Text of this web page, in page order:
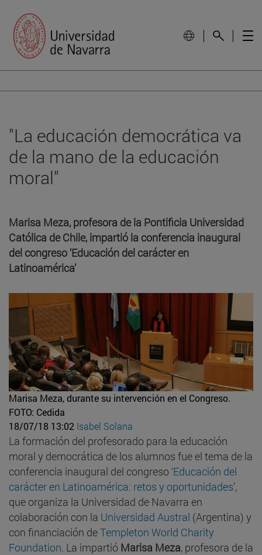
"La educación democrática va
de la mano de la educación
moral"
Marisa Meza, profesora de la Pontificia Universidad
Católica de Chile, impartió la conferencia inaugural
del congreso ‘Educación del carácter en
Latinoamérica’
Marisa Meza, durante su intervención en el Congreso.
FOTO: Cedida
18/07/18 13:02 Isabel Solana
La formación del profesorado para la educación
moral y democrática de los alumnos fue el tema de la
conferencia inaugural del congreso ‘Educación del
carácter en Latinoamérica: retos y oportunidades’,
que organiza la Universidad de Navarra en
colaboración con la Universidad Austral (Argentina) y
con financiación deTempleton World Charity
Foundation. La impartió Marisa Meza, profesora de la